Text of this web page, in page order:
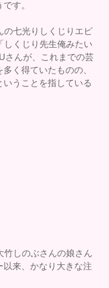
す。
の七光りしくじりエピ
しくじり先生俺みたい
さんが、これまでの芸
く得ていたものの、
うことを指している
竹しのぶさんの娘さん
来、かなり大きな注